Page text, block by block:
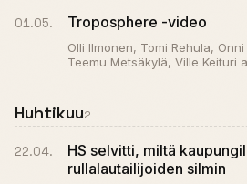
01.05. Troposphere -video
Olli Ilmonen, Tomi Rehula,
Teemu Metsäkylä, Ville Keituri
Huhtikuu2
22.04.
HS selvitti, miltä
rullalautailijoiden silmin